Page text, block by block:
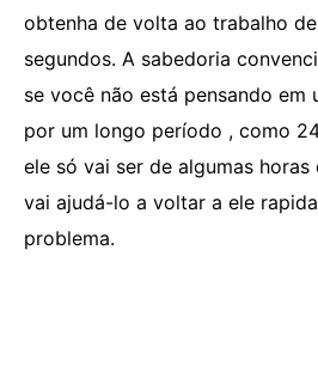
obtenha de volta ao trabalho
segundos. A sabedoria
se você não está pensando em
por um longo período , como
ele só vai ser de algumas
vai ajudá-lo a voltar a ele
problema.